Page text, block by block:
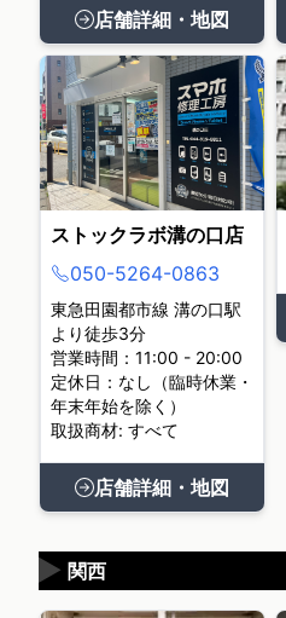
店舗詳細・地図
ストックラボ溝の口店
050-5264-0863
東急田園都市線 溝の口駅
より徒歩3分
営業時間：11:00 - 20:00
定休日：なし（臨時休業・
年末年始を除く）
取扱商材: すべて
店舗詳細・地図
関西
▶